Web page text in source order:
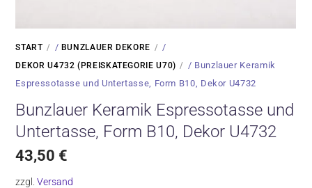
START / BUNZLAUER DEKORE /
DEKOR U4732 (PREISKATEGORIE U70)
/ Bunzlauer Keramik
Espressotasse und Untertasse, Form B10, Dekor U4732
Bunzlauer Keramik Espressotasse und
Untertasse, Form B10, Dekor U4732
43,50 €
zzgl.Versand